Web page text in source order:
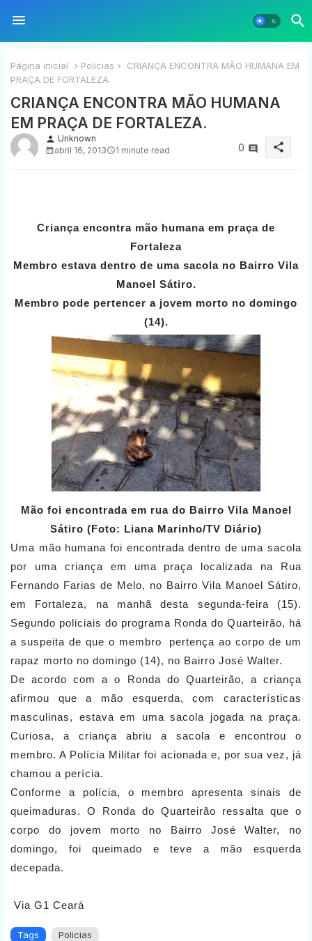
Página inicial Policias
CRIANÇA ENCONTRA MÃO HUMANA EM
PRAÇA DE FORTALEZA.
CRIANÇA ENCONTRA MÃO HUMANA
EM PRAÇA DE FORTALEZA.
person Unknown
abril 16, 2013
1 minute read 0 share
Criança encontra mão humana em praça de
Fortaleza
Membro estava dentro de uma sacola no Bairro Vila
Manoel Sátiro.
Membro pode pertencer a jovem morto no domingo
(14).
Mão foi encontrada em rua do Bairro Vila Manoel
Sátiro (Foto: Liana Marinho/TV Diário)
Uma mão humana foi encontrada dentro de uma sacola
por uma criança em uma praça localizada na Rua
Fernando Farias de Melo, no Bairro Vila Manoel Sátiro,
em Fortaleza, na manhã desta segunda-feira (15).
Segundo policiais do programa Ronda do Quarteirão, há
a suspeita de que o membro pertença ao corpo de um
rapaz morto no domingo (14), no Bairro José Walter.
De acordo com a o Ronda do Quarteirão, a criança
afirmou que a mão esquerda, com características
masculinas, estava em uma sacola jogada na praça.
Curiosa, a criança abriu a sacola e encontrou o
membro. A Polícia Militar foi acionada e, por sua vez, já
chamou a perícia.
Conforme a polícia, o membro apresenta sinais de
queimaduras. O Ronda do Quarteirão ressalta que o
corpo do jovem morto no Bairro José Walter, no
domingo, foi queimado e teve a mão esquerda
decepada.
Via G1 Ceará
Tags Policias